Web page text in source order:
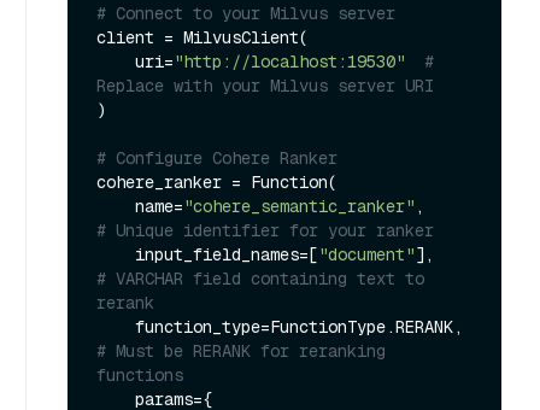
# Connect to your Milvus server
client = MilvusClient(
    uri=
"http://localhost:19530"
#
Replace with your Milvus server URI
)
# Configure Cohere Ranker
cohere_ranker = Function(
    name=
"cohere_semantic_ranker"
# Unique identifier for your ranker
    input_field_names=[
"document"
# VARCHAR field containing text to
rerank
# Must be RERANK for reranking
functions